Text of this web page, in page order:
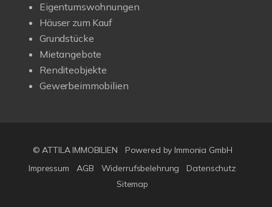
Eigentumswohnungen
Häuser zum Kauf
Grundstücke
Mietangebote
Renditeobjekte
Gewerbeimmobilien
© ATTILA IMMOBILIEN
Powered by Immonia GmbH
Impressum
AGB Widerrufsbelehrung
Datenschutz
Sitemap